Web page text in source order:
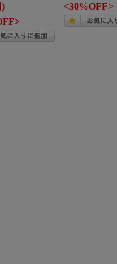
)
<30%OFF>